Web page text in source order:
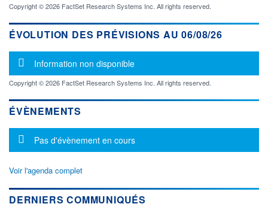
Copyright © 2026 FactSet Research Systems Inc. All rights reserved.
ÉVOLUTION DES PRÉVISIONS AU 06/08/26
Message d'information
Information non disponible
Copyright © 2026 FactSet Research Systems Inc. All rights reserved.
ÉVÈNEMENTS
Message d'information
Pas d'évènement en cours
Voir l'agenda complet
DERNIERS COMMUNIQUÉS